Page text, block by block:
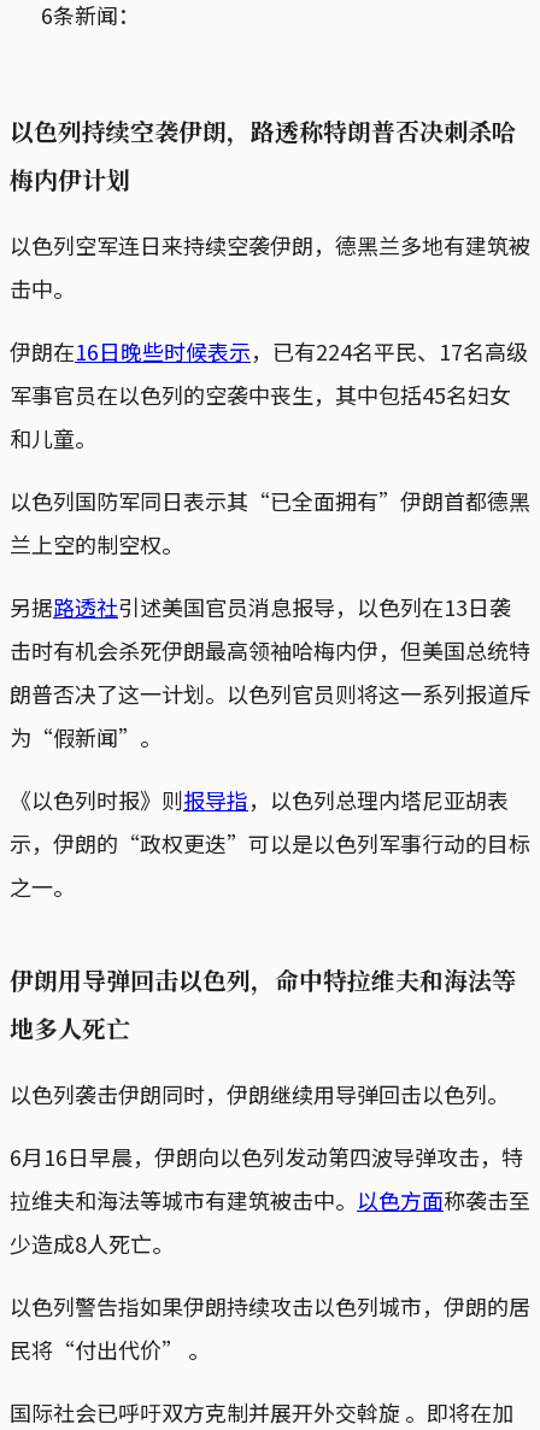
6条新闻：
以色列持续空袭伊朗，路透称特朗普否决刺杀哈
梅内伊计划
以色列空军连日来持续空袭伊朗，德黑兰多地有建筑被
击中。
伊朗在16日晚些时候表示，已有224名平民、17名高级
军事官员在以色列的空袭中丧生，其中包括45名妇女
和儿童。
以色列国防军同日表示其“已全面拥有”伊朗首都德黑
兰上空的制空权。
另据路透社引述美国官员消息报导，以色列在13日袭
击时有机会杀死伊朗最高领袖哈梅内伊，但美国总统特
朗普否决了这一计划。以色列官员则将这一系列报道斥
为“假新闻”。
《以色列时报》则报导指，以色列总理内塔尼亚胡表
示，伊朗的“政权更迭”可以是以色列军事行动的目标
之一。
伊朗用导弹回击以色列，命中特拉维夫和海法等
地多人死亡
以色列袭击伊朗同时，伊朗继续用导弹回击以色列。
6月16日早晨，伊朗向以色列发动第四波导弹攻击，特
拉维夫和海法等城市有建筑被击中。 以色方面称袭击至
少造成8人死亡。
以色列警告指如果伊朗持续攻击以色列城市，伊朗的居
民将“付出代价” 。
国际社会已呼吁双方克制并展开外交斡旋 。即将在加